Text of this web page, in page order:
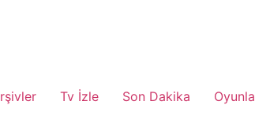
Tv İzle Son Dakika